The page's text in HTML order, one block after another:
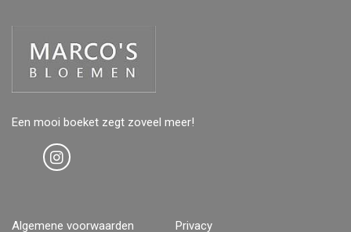
Een mooi boeket zegt zoveel meer!
Algemene voorwaarden Privacy